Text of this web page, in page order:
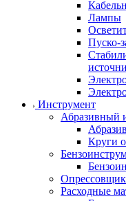
Лампы
Пуско-
Инструмент
Абразивный
Круги
Расходные